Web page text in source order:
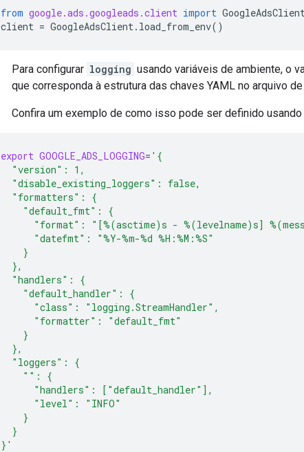
from google.ads.googleads.client import
client = GoogleAdsClient. load_from_env()
Para configurar logging usando variáveis de ambiente, o
que corresponda à estrutura das chaves YAML no arquivo
Confira um exemplo de como isso pode ser definido usando
export GOOGLE_ADS_LOGGING= '{
  "version": 1,
  "disable_existing_loggers": false,
  "formatters": {
    "default_fmt": {
"format": "[%(asctime)s - %(levelname)s]
      "datefmt": "%Y-%m-%d %H:%M:%S"
    }
  },
  "handlers": {
    "default_handler": {
      "class": "logging.StreamHandler",
      "formatter": "default_fmt"
    }
  },
  "loggers": {
    "": {
      "handlers": ["default_handler"],
      "level": "INFO"
    }
  }
}'